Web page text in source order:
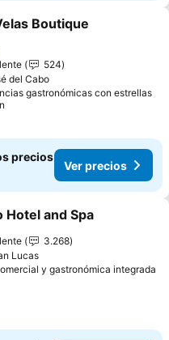
a favoritos
Boutique
524
del Cabo
gastronómicas con estrellas
precios
Ver precios
a favoritos
Hotel and Spa
3.268
Lucas
y gastronómica integrada